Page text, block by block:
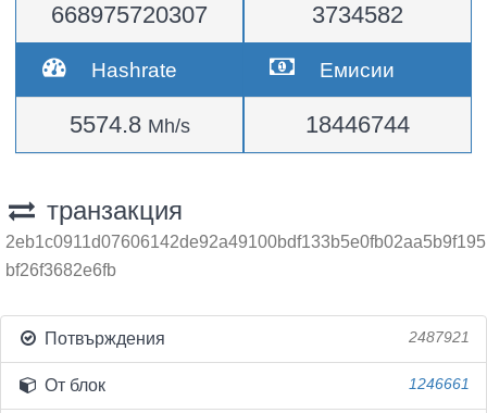
668975720307 3734582
Hashrate
5574.8 Mh/s
Емисии
18446744
транзакция
2eb1c0911d07606142de92a49100bdf133b5e0fb02aa5b9f195
bf26f3682e6fb
Потвърждения 2487921
От блок 1246661